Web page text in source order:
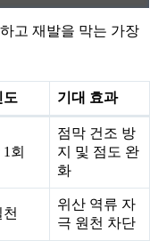
고 재발을 막는 가장
도 기대 효과
회
점막 건조 방
지 및 점도 완
화
위산 역류 자
극 원천 차단